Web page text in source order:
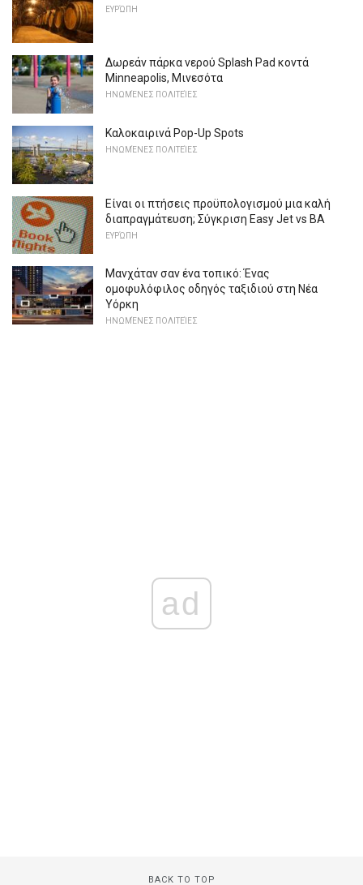
ΕΥΡΏΠΗ
Δωρεάν πάρκα νερού Splash Pad κοντά
Minneapolis, Μινεσότα
ΗΝΩΜΈΝΕΣ ΠΟΛΙΤΕΊΕΣ
Καλοκαιρινά Pop-Up Spots
ΗΝΩΜΈΝΕΣ ΠΟΛΙΤΕΊΕΣ
Είναι οι πτήσεις προϋπολογισμού μια καλή
διαπραγμάτευση; Σύγκριση Easy Jet vs BA
ΕΥΡΏΠΗ
Μανχάταν σαν ένα τοπικό: Ένας
ομοφυλόφιλος οδηγός ταξιδιού στη Νέα
Υόρκη
ΗΝΩΜΈΝΕΣ ΠΟΛΙΤΕΊΕΣ
ad
BACK TO TOP